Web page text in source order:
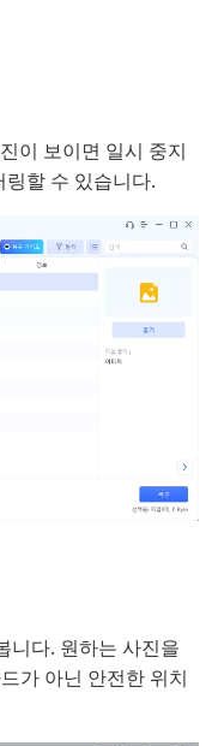
이 보이면 일시 중지
할 수 있습니다.
니다. 원하는 사진을
가 아닌 안전한 위치